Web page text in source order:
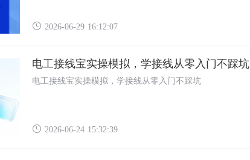
2026-06-29 16:12:07
电工接线宝实操模拟，学接线从零入门不踩坑
电工接线宝实操模拟，学接线从零入门不踩坑
2026-06-24 15:32:39